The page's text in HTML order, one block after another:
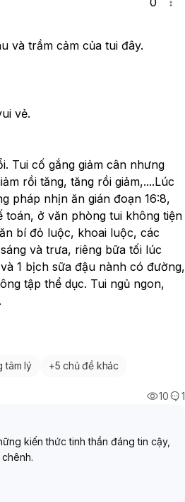
và trầm cảm của tui đây.
vẻ.
Tui cố gắng giảm cân nhưng
rồi tăng, tăng rồi giảm,....Lúc
pháp nhịn ăn gián đoạn 16:8,
toán, ở văn phòng tui không tiện
bí đỏ luộc, khoai luộc, các
và trưa, riêng bữa tối lúc
1 bịch sữa đậu nành có đường,
tập thể dục. Tui ngủ ngon,
tâm lý +5 chủ đề khác
10 1
kiến thức tinh thần đáng tin cậy,